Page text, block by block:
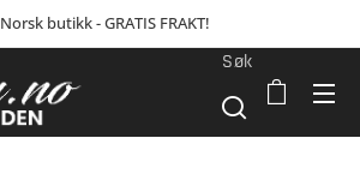
Norsk butikk - GRATIS FRAKT!
Søk